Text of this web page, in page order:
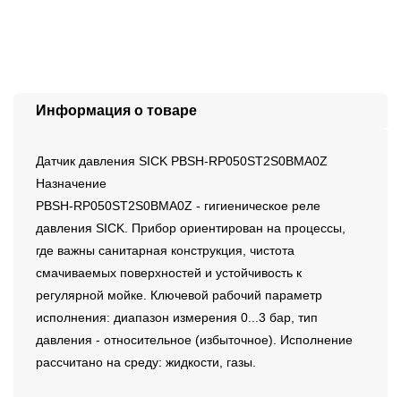
Информация о товаре
Датчик давления SICK PBSH-RP050ST2S0BMA0Z
Назначение
PBSH-RP050ST2S0BMA0Z - гигиеническое реле
давления SICK. Прибор ориентирован на процессы,
где важны санитарная конструкция, чистота
смачиваемых поверхностей и устойчивость к
регулярной мойке. Ключевой рабочий параметр
исполнения: диапазон измерения 0...3 бар, тип
давления - относительное (избыточное). Исполнение
рассчитано на среду: жидкости, газы.